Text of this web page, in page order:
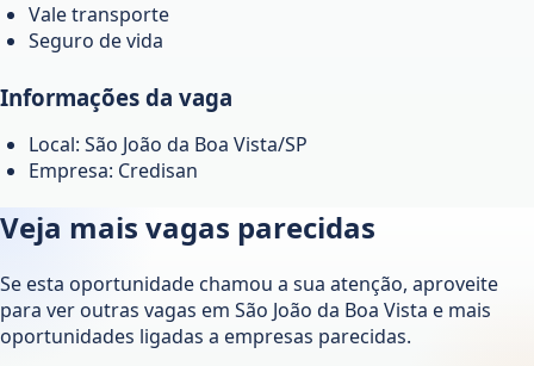
Vale transporte
Seguro de vida
Informações da vaga
Local: São João da Boa Vista/SP
Empresa: Credisan
Veja mais vagas parecidas
Se esta oportunidade chamou a sua atenção, aproveite
para ver outras vagas em São João da Boa Vista e mais
oportunidades ligadas a empresas parecidas.